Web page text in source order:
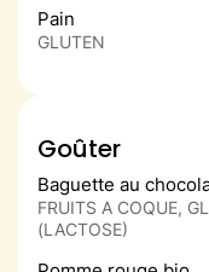
Pain
GLUTEN
Goûter
Baguette au
FRUITS A COQUE,
(LACTOSE)